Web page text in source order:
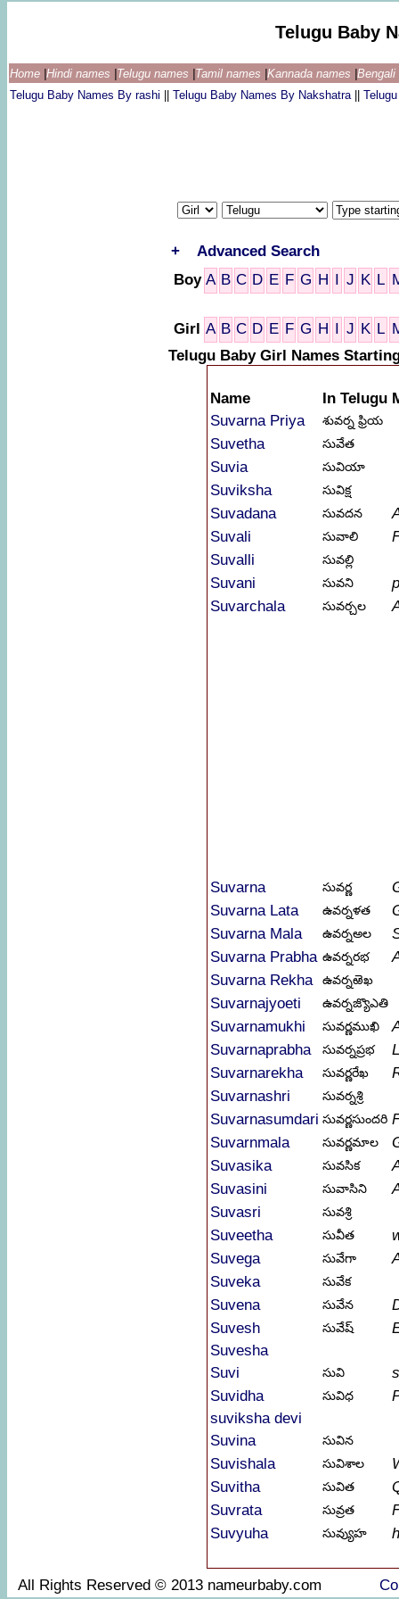
Telugu Baby
Home Hindi names Telugu names Tamil names Kannada names
Telugu Baby Names By rashi
Telugu Baby Names By Nakshatra
+
Advanced Search
Boy A B C D E F G H I J K L
Girl A B C D E F G H I J K L
Telugu Baby Girl Names
Name In Telugu
Suvarna Priya
శువర్న ఫ్రియ
Suvetha సువేత
Suvia సువియా
Suviksha సువిక్ష
Suvadana సువదన
Suvali
సువాలి
Suvalli
సువల్లి
Suvani సువని
Suvarchala
సువర్చల
Suvarna సువర్ణ
Suvarna Lata
ఉవర్నళత
Suvarna Mala
ఉవర్నఅల
Suvarna Prabha ఉవర్నరభ
Suvarna Rekha
ఉవర్నఱెఖ
Suvarnajyoeti ఉవర్నజ్యొఎతి
Suvarnamukhi సువర్ణముఖి
Suvarnaprabha
సువర్నప్రభ
Suvarnarekha
సువర్ణరేఖ
Suvarnashri
సువర్నశ్రి
Suvarnasumdari సువర్ణసుందరి
Suvarnmala
సువర్ణమాల
Suvasika
సువసిక
Suvasini
సువాసిని
Suvasri
సువశ్రి
Suveetha సువీత
Suvega
సువేగా
Suveka
సువేక
Suvena సువేన
Suvesh
సువేష్
Suvesha
Suvi
సువి
Suvidha
సువిధ
suviksha devi
Suvina
సువిన
Suvishala సువిశాల
Suvitha
సువిత
Suvrata
సువ్రత
Suvyuha
సువ్యుహ
All Rights Reserved © 2013 nameurbaby.com